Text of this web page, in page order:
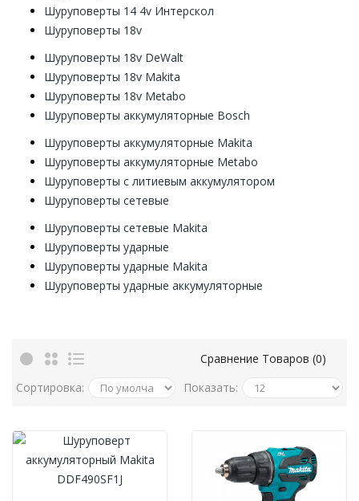
Шуруповерты 14 4v Интерскол
Шуруповерты 18v
Шуруповерты 18v DeWalt
Шуруповерты 18v Makita
Шуруповерты 18v Metabo
Шуруповерты аккумуляторные Bosch
Шуруповерты аккумуляторные Makita
Шуруповерты аккумуляторные Metabo
Шуруповерты с литиевым аккумулятором
Шуруповерты сетевые
Шуруповерты сетевые Makita
Шуруповерты ударные
Шуруповерты ударные Makita
Шуруповерты ударные аккумуляторные
Сравнение Товаров (0)
Сортировка:
Показать: